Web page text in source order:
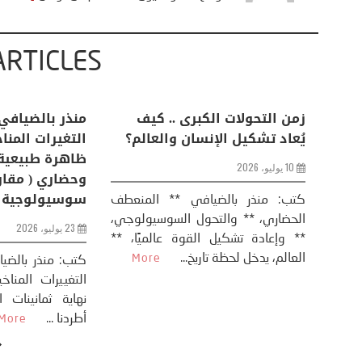
زمن التحولات
يُعاد تشكيل
10 يوليو، 2026
كتب: منذر
الحضاري، **
** وإعادة
العالم، يدخل
تحليل اخباري/ أمريكا وايران:
عودة الحرب .. و “هرمز” مربط
الفرس
8 يوليو، 2026
تحليل – منذر بالضيافي عاد الرئيس
الأمريكي دونالد ترامب إلى قصف
ايران، وذلك ردا على ما اعتبره الرئيس